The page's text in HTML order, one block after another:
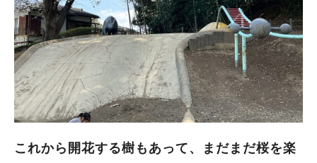
これから開花する樹もあって、まだまだ桜を楽